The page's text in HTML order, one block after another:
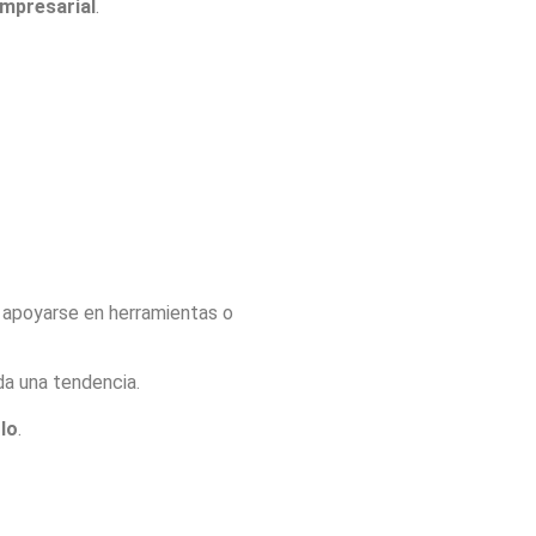
.
en herramientas o
una tendencia.
.